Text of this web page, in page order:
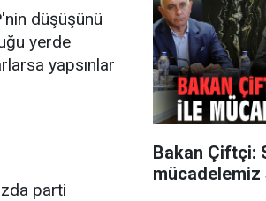
düşüşünü
yerde
yapsınlar
parti
Bakan Çiftçi: